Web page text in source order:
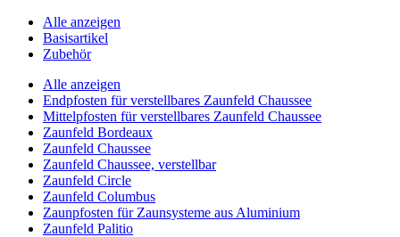
Alle anzeigen
Basisartikel
Zubehör
Alle anzeigen
Endpfosten für verstellbares Zaunfeld Chaussee
Mittelpfosten für verstellbares Zaunfeld Chaussee
Zaunfeld Bordeaux
Zaunfeld Chaussee
Zaunfeld Chaussee, verstellbar
Zaunfeld Circle
Zaunfeld Columbus
Zaunpfosten für Zaunsysteme aus Aluminium
Zaunfeld Palitio